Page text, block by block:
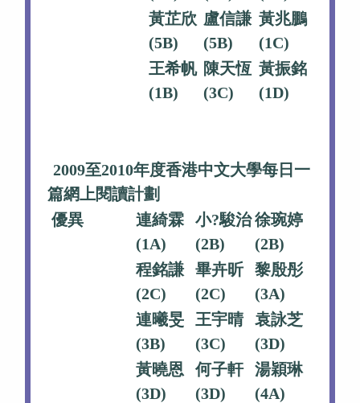
黃芷欣
(5B)
盧信謙
(5B)
黃兆鵬
(1C)
王希帆
(1B)
陳天恆
(3C)
黃振銘
(1D)
2009至2010年度香港中文大學每日一
篇網上閱讀計劃
優異
連綺霖
(1A)
小?駿治
(2B)
徐琬婷
(2B)
程銘謙
(2C)
畢卉昕
(2C)
黎殷彤
(3A)
連曦旻
(3B)
王宇晴
(3C)
袁詠芝
(3D)
黃曉恩
(3D)
何子軒
(3D)
湯穎琳
(4A)